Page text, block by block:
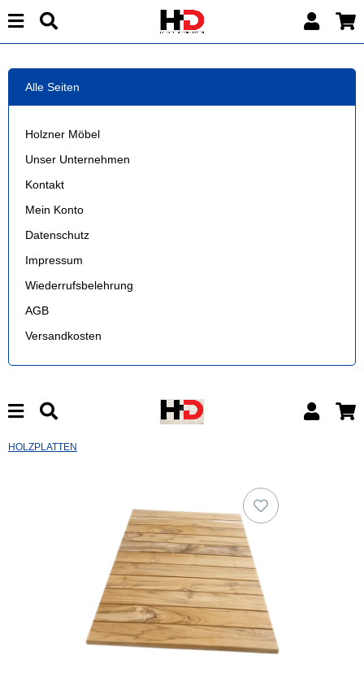
Alle Seiten
Holzner Möbel
Unser Unternehmen
Kontakt
Mein Konto
Datenschutz
Impressum
Wiederrufsbelehrung
AGB
Versandkosten
HOLZPLATTEN